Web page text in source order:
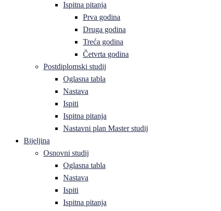
Ispitna pitanja
Prva godina
Druga godina
Treća godina
Četvrta godina
Postdiplomski studij
Oglasna tabla
Nastava
Ispiti
Ispitna pitanja
Nastavni plan Master studij
Bijeljina
Osnovni studij
Oglasna tabla
Nastava
Ispiti
Ispitna pitanja